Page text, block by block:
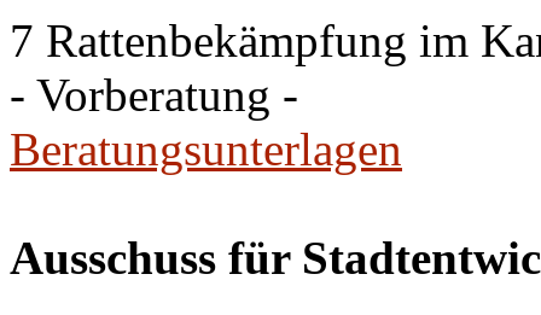
7 Rattenbekämpfung im
- Vorberatung -
Beratungsunterlagen
Ausschuss für